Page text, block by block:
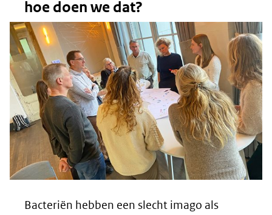
hoe doen we dat?
Bacteriën hebben een slecht imago als